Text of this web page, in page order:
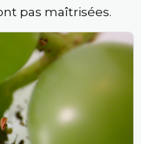
pas maîtrisées.